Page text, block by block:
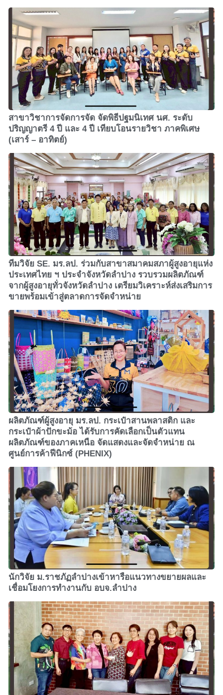
สาขาวิชาการจัดการจัด จัดพิธีปฐมนิเทศ นศ. ระดับ
ปริญญาตรี 4 ปี และ 4 ปี เทียบโอนรายวิชา ภาคพิเศษ
(เสาร์ – อาทิตย์)
ทีมวิจัย SE. มร.ลป. ร่วมกับสาขาสมาคมสภาผู้สูงอายุแห่ง
ประเทศไทย ฯ ประจำจังหวัดลำปาง รวบรวมผลิตภัณฑ์
จากผู้สูงอายุทั่วจังหวัดลำปาง เตรียมวิเคราะห์ส่งเสริมการ
ขายพร้อมเข้าสู่ตลาดการจัดจำหน่าย
ผลิตภัณฑ์ผู้สูงอายุ มร.ลป. กระเป๋าสานพลาสติก และ
กระเป๋าผ้าปักขะม้อ ได้รับการคัดเลือกเป็นตัวแทน
ผลิตภัณฑ์ของภาคเหนือ จัดแสดงและจัดจำหน่าย ณ
ศูนย์การค้าฟีนิกซ์ (PHENIX)
นักวิจัย ม.ราชภัฏลำปางเข้าหารือแนวทางขยายผลและ
เชื่อมโยงการทำงานกับ อบจ.ลำปาง